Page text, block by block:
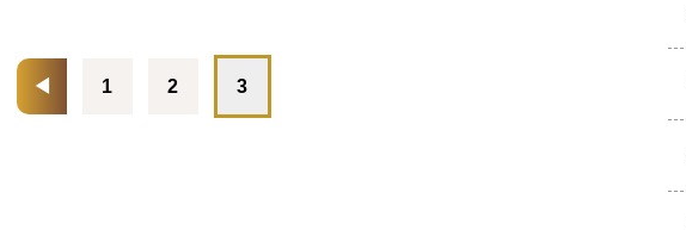
◀ 1 2 3